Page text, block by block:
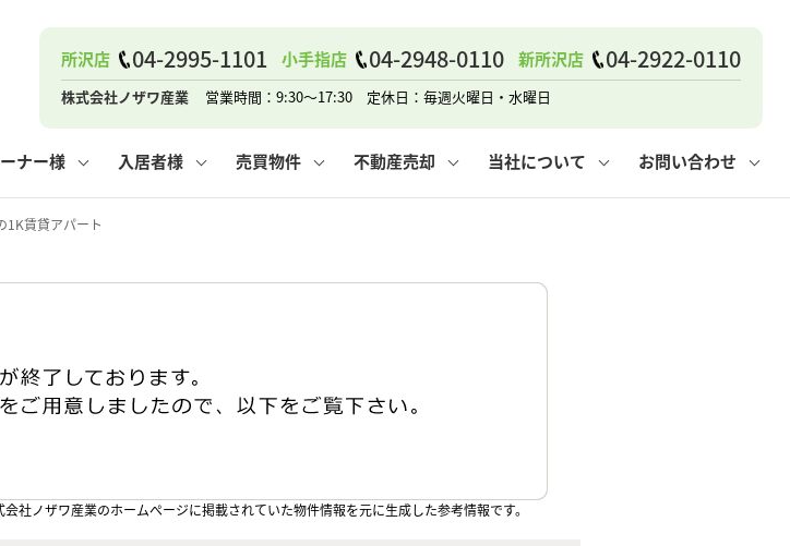
所沢店 04-2995-1101 小手指店 04-2948-0110 新所沢店 04-2922-0110
株式会社ノザワ産業 営業時間：9:30～17:30 定休日：毎週火曜日・水曜日
ナー様 入居者様 売買物件 不動産売却 当社について お問い合わせ
閲覧履歴 保存した検索条件
管理のご依頼
ブルQ&A お住まいの解約手続き その他の問合せ
よくある質問 マンションVS戸建て 賃貸vs持ち家
媒介契約の種類 売却時の諸費用 仲介と買取の違い
スタッフブログ 個人情報保護方針
1K賃貸アパート
ノザワ産業のホームぺージに掲載されていた物件情報を元に生成した参考情報です。